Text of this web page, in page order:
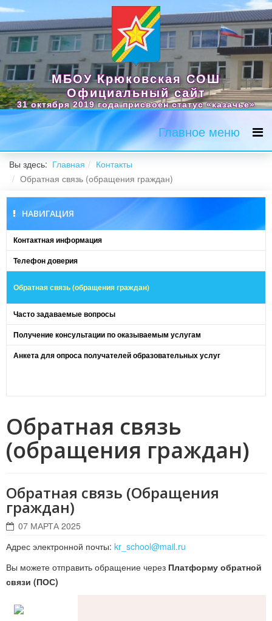
МБОУ Крюковская СОШ
Официальный сайт
31 октября 2019 года присвоен статус «казачье»
Главное меню
Вы здесь: Главная
Контакты
Обратная связь (обращения граждан)
НАВИГАЦИЯ
Контактная информация
Телефон доверия
Обратная связь (обращения граждан)
Часто задаваемые вопросы
Получение консультации по оказываемым услугам
Анкета для опроса получателей образовательных услуг
Обратная связь
(обращения граждан)
Обратная связь (Обращения
граждан)
07 МАРТА 2025
Адрес электронной почты: kr_school@mail.ru
Вы можете отправить обращение через Платформу обратной
связи (ПОС)